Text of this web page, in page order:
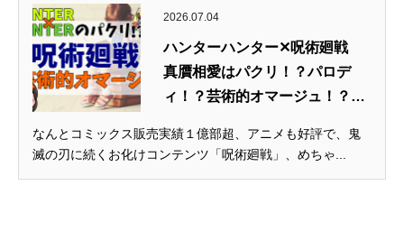
2026.07.04
ハンターハンター✕呪術廻戦
真贋相愛はパクリ！？パロデ
ィ！？芸術的オマージュ！？
なんとコミックス販売実績１億部超、アニメも好評で、鬼
滅の刃に続くお化けコンテンツ「呪術廻戦」、めちゃ...